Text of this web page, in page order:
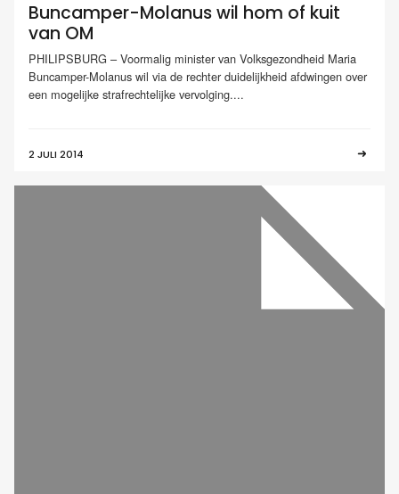
Buncamper-Molanus wil hom of kuit
van OM
PHILIPSBURG – Voormalig minister van Volksgezondheid Maria
Buncamper-Molanus wil via de rechter duidelijkheid afdwingen over
een mogelijke strafrechtelijke vervolging....
2 JULI 2014